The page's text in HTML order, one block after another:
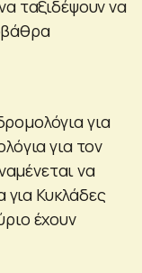
ταξιδέψουν να
για
για τον
να
Κυκλάδες
έχουν